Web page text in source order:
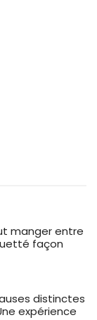
manger entre
façon
distinctes
expérience